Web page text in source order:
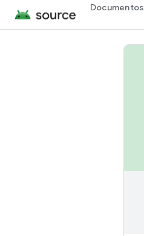
Documentos